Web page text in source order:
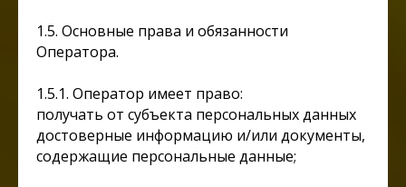
1.5. Основные права и обязанности
Оператора.
1.5.1. Оператор имеет право:
получать от субъекта персональных данных
достоверные информацию и/или документы,
содержащие персональные данные;